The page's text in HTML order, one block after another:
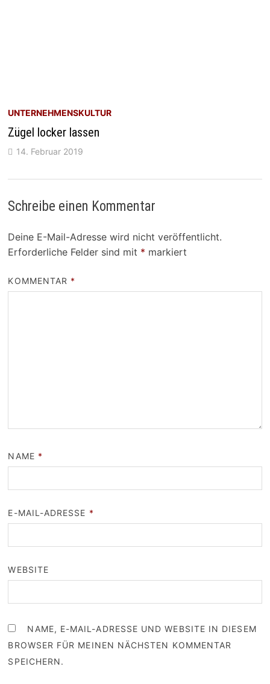
UNTERNEHMENSKULTUR
Zügel locker lassen
14. Februar 2019
Schreibe einen Kommentar
Deine E-Mail-Adresse wird nicht veröffentlicht.
Erforderliche Felder sind mit * markiert
KOMMENTAR *
NAME *
E-MAIL-ADRESSE *
WEBSITE
NAME, E-MAIL-ADRESSE UND WEBSITE IN DIESEM
BROWSER FÜR MEINEN NÄCHSTEN KOMMENTAR
SPEICHERN.